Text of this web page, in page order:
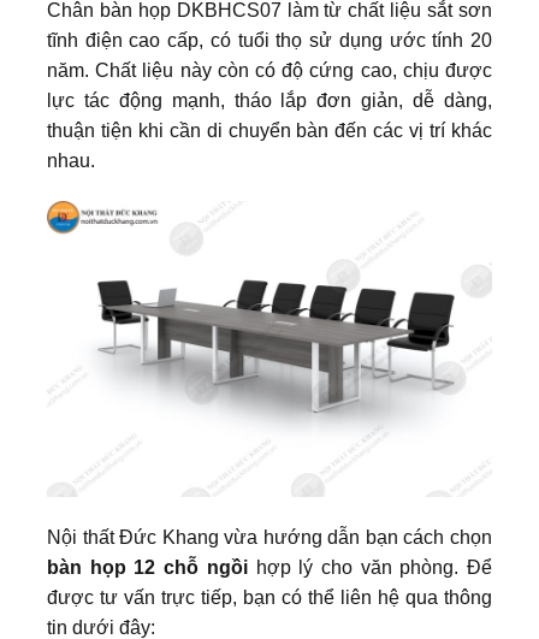
Chân bàn họp DKBHCS07 làm từ chất liệu sắt sơn
tĩnh điện cao cấp, có tuổi thọ sử dụng ước tính 20
năm. Chất liệu này còn có độ cứng cao, chịu được
lực tác động mạnh, tháo lắp đơn giản, dễ dàng,
thuận tiện khi cần di chuyển bàn đến các vị trí khác
nhau.
Nội thất Đức Khang vừa hướng dẫn bạn cách chọn
bàn họp 12 chỗ ngồihợp lý cho văn phòng. Để
được tư vấn trực tiếp, bạn có thể liên hệ qua thông
tin dưới đây: